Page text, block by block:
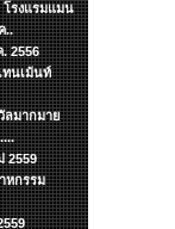
โรงแรมแมน
..
. 2556
ทนเม้นท์
ลมากมาย
2559
หกรรม